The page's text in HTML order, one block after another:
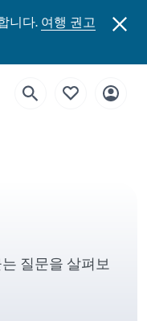
니다.여행 권고
질문을 살펴보